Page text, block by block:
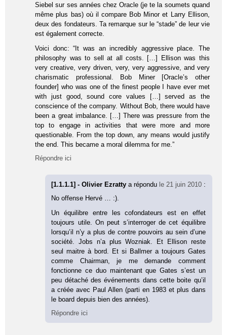
Siebel sur ses années chez Oracle (je te la soumets quand
même plus bas) où il compare Bob Minor et Larry Ellison,
deux des fondateurs. Ta remarque sur le “stade” de leur vie
est également correcte.
Voici donc: “It was an incredibly aggressive place. The
philosophy was to sell at all costs. […] Ellison was this
very creative, very driven, very, very aggressive, and very
charismatic professional. Bob Miner [Oracle’s other
founder] who was one of the finest people I have ever met
with just good, sound core values […] served as the
conscience of the company. Without Bob, there would have
been a great imbalance. […] There was pressure from the
top to engage in activities that were more and more
questionable. From the top down, any means would justify
the end. This became a moral dilemma for me.”
Répondre ici
[1.1.1.1] - Olivier Ezrattya répondu le 21 juin 2010 :
No offense Hervé … :).
Un équilibre entre les cofondateurs est en effet
toujours utile. On peut s’interroger de cet équilibre
lorsqu’il n’y a plus de contre pouvoirs au sein d’une
société. Jobs n’a plus Wozniak. Et Ellison reste
seul maitre à bord. Et si Ballmer a toujours Gates
comme Chairman, je me demande comment
fonctionne ce duo maintenant que Gates s’est un
peu détaché des événements dans cette boite qu’il
a créée avec Paul Allen (parti en 1983 et plus dans
le board depuis bien des années).
Répondre ici